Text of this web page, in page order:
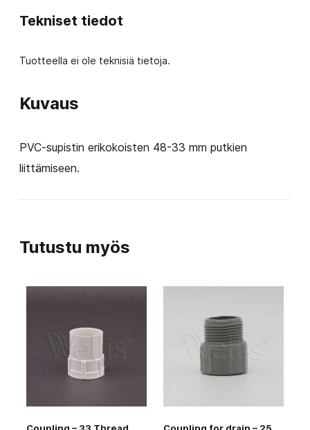
Kuvaus
PVC-supistin erikokoisten 48-33 mm putkien
liittämiseen.
Tekniset tiedot
Tuotteella ei ole teknisiä tietoja.
Tutustu myös